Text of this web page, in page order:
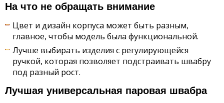
На что не обращать внимание
Цвет и дизайн корпуса может быть разным,
главное, чтобы модель была функциональной.
Лучше выбирать изделия с регулирующейся
ручкой, которая позволяет подстраивать швабру
под разный рост.
Лучшая универсальная паровая швабра